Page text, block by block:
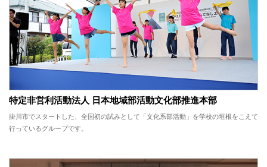
特定非営利活動法人 日本地域部活動文化部推進本部
掛川市でスタートした、全国初の試みとして「文化系部活動」を学校の垣根をこえて
行っているグループです。